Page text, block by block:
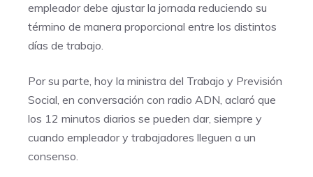
empleador debe ajustar la jornada reduciendo su
término de manera proporcional entre los distintos
días de trabajo.
Por su parte, hoy la ministra del Trabajo y Previsión
Social, en conversación con radio ADN, aclaró que
los 12 minutos diarios se pueden dar, siempre y
cuando empleador y trabajadores lleguen a un
consenso.